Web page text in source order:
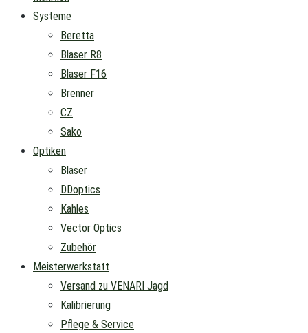
Systeme
Beretta
Blaser R8
Blaser F16
Brenner
CZ
Sako
Optiken
Blaser
DDoptics
Kahles
Vector Optics
Zubehör
Meisterwerkstatt
Versand zu VENARI Jagd
Kalibrierung
Pflege & Service